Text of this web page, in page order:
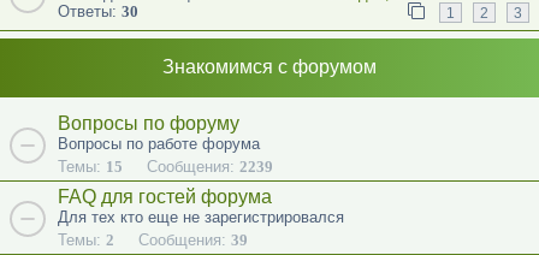
Ответы: 30 1 2 3
Знакомимся с форумом
Вопросы по форуму
Вопросы по работе форума
Темы: 15 Сообщения: 2239
FAQ для гостей форума
Для тех кто еще не зарегистрировался
Темы: 2 Сообщения: 39